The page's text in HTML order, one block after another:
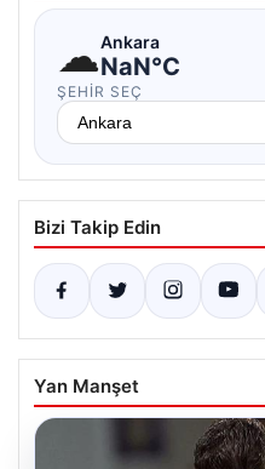
☁Ankara
NaN°C
ŞEHIR SEÇ
Bizi Takip Edin
Yan Manşet